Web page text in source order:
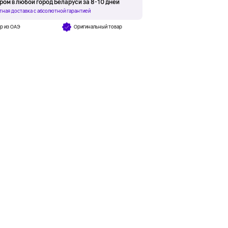
в любой город Беларуси за 8-10 дней
доставка с абсолютной гарантией
из ОАЭ Оригинальный товар